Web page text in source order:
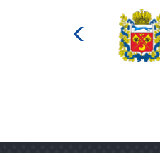
Министерство
культуры
Российской
федерации